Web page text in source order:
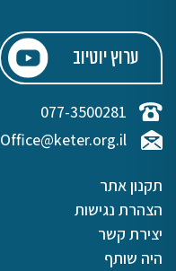
ערוץ יוטיוב
077-3500281
Office@keter.org.il
תקנון אתר
הצהרת נגישות
יצירת קשר
היה שותף